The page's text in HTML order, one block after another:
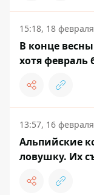
15:18, 18
В конце
хотя февраль
13:57, 16
Альпийские
ловушку. Их